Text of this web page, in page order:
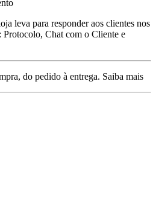
leva para responder aos clientes nos
Protocolo, Chat com o Cliente e
do pedido à entrega. Saiba mais